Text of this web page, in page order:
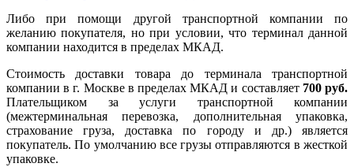
Либо при помощи другой транспортной компании по
желанию покупателя, но при условии, что терминал данной
компании находится в пределах МКАД.
Стоимость доставки товара до терминала транспортной
компании в г. Москве в пределах МКАД и составляет 700 руб.
Плательщиком за услуги транспортной компании
(межтерминальная перевозка, дополнительная упаковка,
страхование груза, доставка по городу и др.) является
покупатель. По умолчанию все грузы отправляются в жесткой
упаковке.